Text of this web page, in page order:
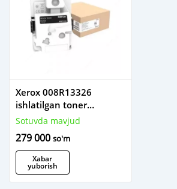
Xerox 008R13326
ishlatilgan toner
yig‘uvchi idish (≈15500
Sotuvda mavjud
279 000 so'm
Xabar
yuborish